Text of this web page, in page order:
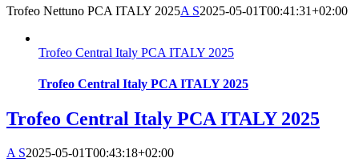
Trofeo Nettuno PCA ITALY 2025A S2025-05-01T00:41:31+02:00
Trofeo Central Italy PCA ITALY 2025
Trofeo Central Italy PCA ITALY 2025
Trofeo Central Italy PCA ITALY 2025
A S2025-05-01T00:43:18+02:00